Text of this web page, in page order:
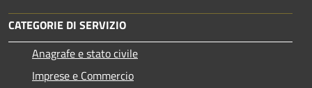
CATEGORIE DI SERVIZIO
Anagrafe e stato civile
Imprese e Commercio